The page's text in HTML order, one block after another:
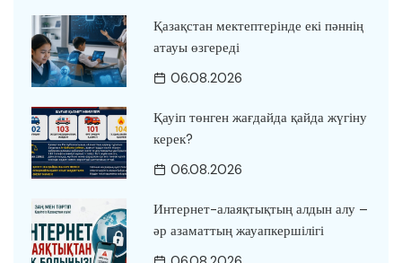
Қазақстан мектептерінде екі пәннің
атауы өзгереді
06.08.2026
Қауіп төнген жағдайда қайда жүгіну
керек?
06.08.2026
Интернет-алаяқтықтың алдын алу –
әр азаматтың жауапкершілігі